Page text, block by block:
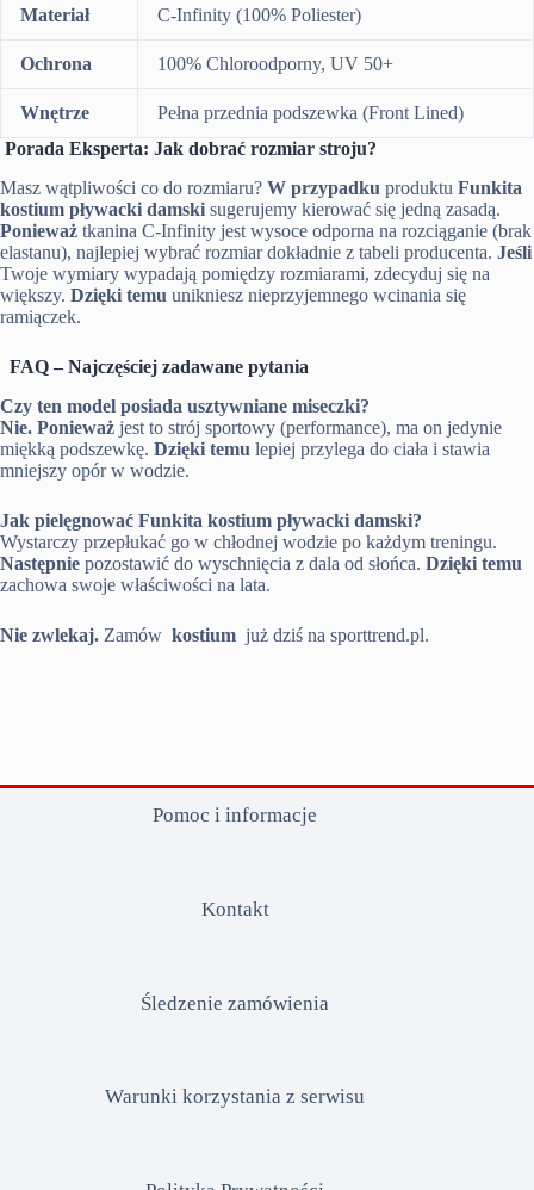
Materiał C-Infinity (100% Poliester)
Ochrona 100% Chloroodporny, UV 50+
Wnętrze
Pełna przednia podszewka (Front Lined)
Porada Eksperta: Jak dobrać rozmiar stroju?
Masz wątpliwości co do rozmiaru? W przypadku produktu Funkita
kostium pływacki damski sugerujemy kierować się jedną zasadą.
Ponieważ tkanina C-Infinity jest wysoce odporna na rozciąganie (brak
elastanu), najlepiej wybrać rozmiar dokładnie z tabeli producenta. Jeśli
Twoje wymiary wypadają pomiędzy rozmiarami, zdecyduj się na
większy. Dzięki temu unikniesz nieprzyjemnego wcinania się
ramiączek.
FAQ – Najczęściej zadawane pytania
Czy ten model posiada usztywniane miseczki?
Nie. Ponieważ jest to strój sportowy (performance), ma on jedynie
miękką podszewkę. Dzięki temu lepiej przylega do ciała i stawia
mniejszy opór w wodzie.
Jak pielęgnować Funkita kostium pływacki damski?
Wystarczy przepłukać go w chłodnej wodzie po każdym treningu.
Następnie pozostawić do wyschnięcia z dala od słońca. Dzięki temu
zachowa swoje właściwości na lata.
Nie zwlekaj. Zamów kostium już dziś na sporttrend.pl.
Pomoc i informacje
Kontakt
Śledzenie zamówienia
Warunki korzystania z serwisu